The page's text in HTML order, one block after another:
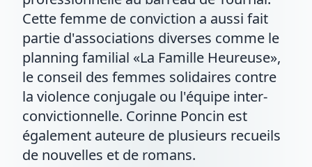
Cette femme de conviction a aussi fait
partie d'associations diverses comme le
planning familial «La Famille Heureuse»,
le conseil des femmes solidaires contre
la violence conjugale ou l'équipe inter-
convictionnelle. Corinne Poncin est
également auteure de plusieurs recueils
de nouvelles et de romans.